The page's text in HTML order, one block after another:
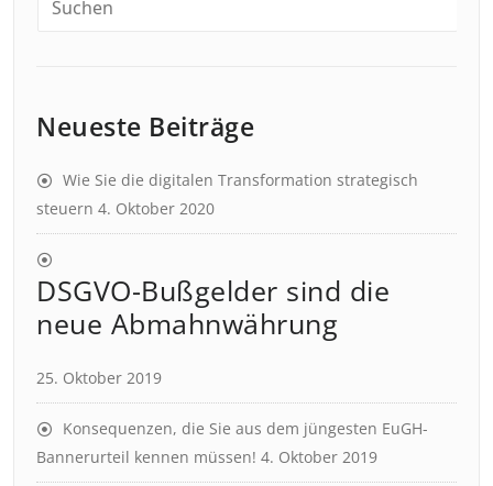
Neueste Beiträge
Wie Sie die digitalen Transformation strategisch
steuern 4. Oktober 2020
DSGVO-Bußgelder sind die
neue Abmahnwährung
25. Oktober 2019
Konsequenzen, die Sie aus dem jüngesten EuGH-
Bannerurteil kennen müssen! 4. Oktober 2019